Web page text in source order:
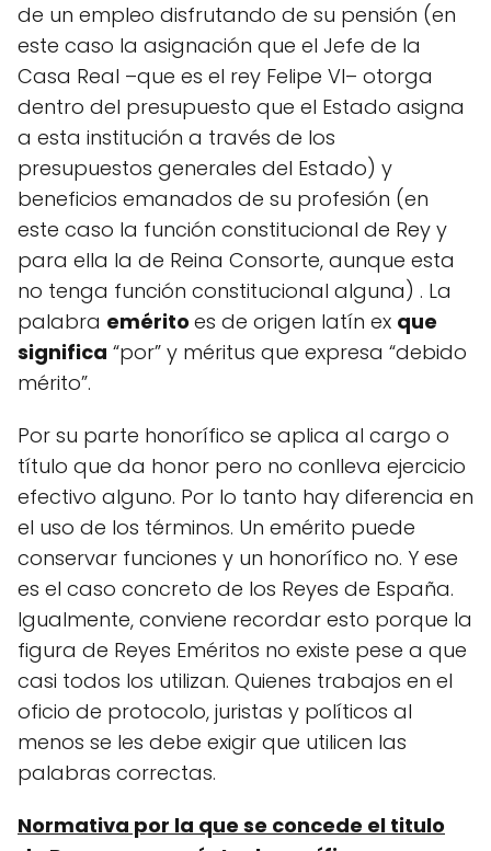
de un empleo disfrutando de su pensión (en
este caso la asignación que el Jefe de la
Casa Real –que es el rey Felipe VI– otorga
dentro del presupuesto que el Estado asigna
a esta institución a través de los
presupuestos generales del Estado) y
beneficios emanados de su profesión (en
este caso la función constitucional de Rey y
para ella la de Reina Consorte, aunque esta
no tenga función constitucional alguna) . La
palabra emérito es de origen latín ex que
significa “por” y méritus que expresa “debido
mérito”.
Por su parte honorífico se aplica al cargo o
título que da honor pero no conlleva ejercicio
efectivo alguno. Por lo tanto hay diferencia en
el uso de los términos. Un emérito puede
conservar funciones y un honorífico no. Y ese
es el caso concreto de los Reyes de España.
Igualmente, conviene recordar esto porque la
figura de Reyes Eméritos no existe pese a que
casi todos los utilizan. Quienes trabajos en el
oficio de protocolo, juristas y políticos al
menos se les debe exigir que utilicen las
palabras correctas.
Normativa por la que se concede el titulo